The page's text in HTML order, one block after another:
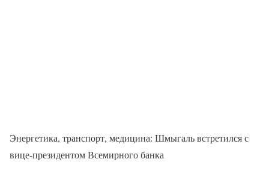
Энергетика, транспорт, медицина: Шмыгаль встретился с
вице-президентом Всемирного банка